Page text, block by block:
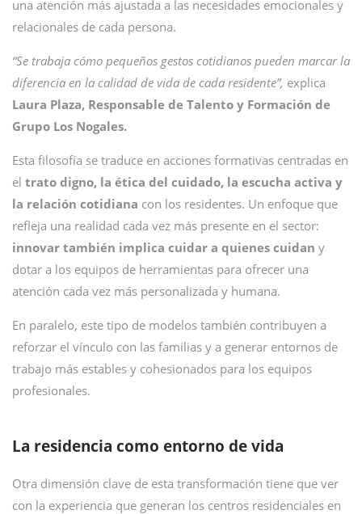
una atención más ajustada a las necesidades emocionales y
relacionales de cada persona.
“Se trabaja cómo pequeños gestos cotidianos pueden marcar la
diferencia en la calidad de vida de cada residente”, explica
Laura Plaza, Responsable de Talento y Formación de
Grupo Los Nogales.
Esta filosofía se traduce en acciones formativas centradas en
el trato digno, la ética del cuidado, la escucha activa y
la relación cotidiana con los residentes. Un enfoque que
refleja una realidad cada vez más presente en el sector:
innovar también implica cuidar a quienes cuidan y
dotar a los equipos de herramientas para ofrecer una
atención cada vez más personalizada y humana.
En paralelo, este tipo de modelos también contribuyen a
reforzar el vínculo con las familias y a generar entornos de
trabajo más estables y cohesionados para los equipos
profesionales.
La residencia como entorno de vida
Otra dimensión clave de esta transformación tiene que ver
con la experiencia que generan los centros residenciales en